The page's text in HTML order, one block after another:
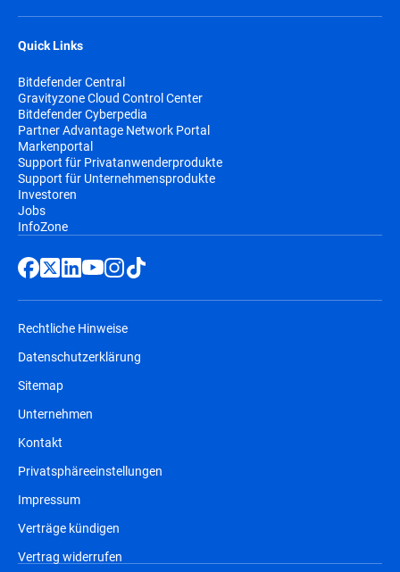
Quick Links
Bitdefender Central
Gravityzone Cloud Control Center
Bitdefender Cyberpedia
Partner Advantage Network Portal
Markenportal
Support für Privatanwenderprodukte
Support für Unternehmensprodukte
Investoren
Jobs
InfoZone
Rechtliche Hinweise
Datenschutzerklärung
Sitemap
Unternehmen
Kontakt
Privatsphäreeinstellungen
Impressum
Verträge kündigen
Vertrag widerrufen